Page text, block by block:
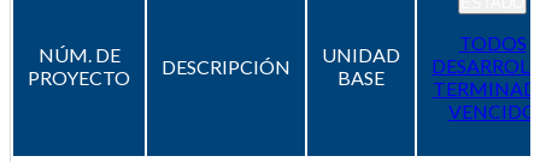
NÚM. DE
PROYECTO
DESCRIPCIÓN
UNIDAD
BASE
TODOS
VENCIDO